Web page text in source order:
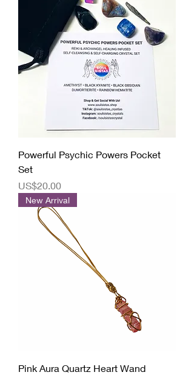
Powerful Psychic Powers Pocket
Set
價格
US$20.00
New Arrival
Pink Aura Quartz Heart Wand